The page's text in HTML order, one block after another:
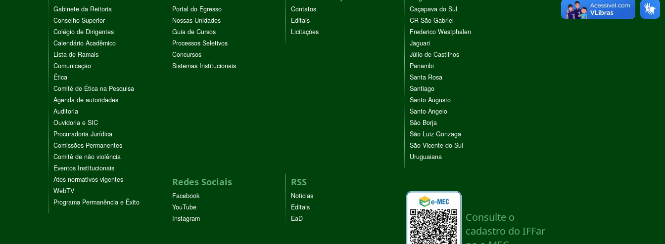
Gabinete da Reitoria
Conselho Superior
Colégio de Dirigentes
Calendário Acadêmico
Lista de Ramais
Comunicação
Ética
Comitê de Ética na Pesquisa
Agenda de autoridades
Auditoria
Ouvidoria e SIC
Procuradoria Jurídica
Comissões Permanentes
Comitê de não violência
Eventos Institucionais
Atos normativos vigentes
WebTV
Programa Permanência e Êxito
Portal do Egresso
Nossas Unidades
Guia de Cursos
Processos Seletivos
Concursos
Sistemas Institucionais
Contatos
Editais
Licitações
Caçapava do Sul
CR São Gabriel
Frederico Westphalen
Jaguari
Júlio de Castilhos
Panambi
Santa Rosa
Santiago
Santo Augusto
Santo Ângelo
São Borja
São Luiz Gonzaga
São Vicente do Sul
Uruguaiana
Redes Sociais
Facebook
YouTube
Instagram
RSS
Noticias
Editais
EaD